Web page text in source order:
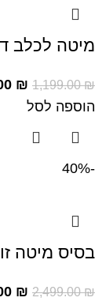
מיטה לכלב
1,199.00₪
₪
הוספה לסל
-40%
בסיס מיטה זוגית 140/190
2,499.00₪
₪